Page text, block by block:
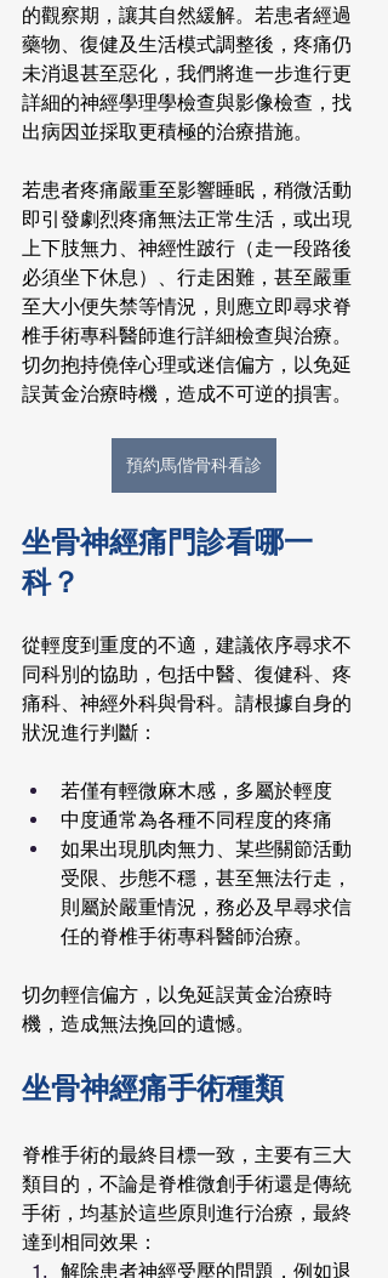
的觀察期，讓其自然緩解。若患者經過
藥物、復健及生活模式調整後，疼痛仍
未消退甚至惡化，我們將進一步進行更
詳細的神經學理學檢查與影像檢查，找
出病因並採取更積極的治療措施。
若患者疼痛嚴重至影響睡眠，稍微活動
即引發劇烈疼痛無法正常生活，或出現
上下肢無力、神經性跛行（走一段路後
必須坐下休息）、行走困難，甚至嚴重
至大小便失禁等情況，則應立即尋求脊
椎手術專科醫師進行詳細檢查與治療。
切勿抱持僥倖心理或迷信偏方，以免延
誤黃金治療時機，造成不可逆的損害。
預約馬偕骨科看診
坐骨神經痛門診看哪一
科？
從輕度到重度的不適，建議依序尋求不
同科別的協助，包括中醫、復健科、疼
痛科、神經外科與骨科。請根據自身的
狀況進行判斷：
若僅有輕微麻木感，多屬於輕度
中度通常為各種不同程度的疼痛
如果出現肌肉無力、某些關節活動
受限、步態不穩，甚至無法行走，
則屬於嚴重情況，務必及早尋求信
任的脊椎手術專科醫師治療。
切勿輕信偏方，以免延誤黃金治療時
機，造成無法挽回的遺憾。
坐骨神經痛手術種類
脊椎手術的最終目標一致，主要有三大
類目的，不論是脊椎微創手術還是傳統
手術，均基於這些原則進行治療，最終
達到相同效果：
解除患者神經受壓的問題，例如退